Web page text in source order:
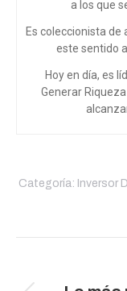
a los que
Es coleccionista
este sentido
Hoy en día, es
Generar
Categoría: Inversor